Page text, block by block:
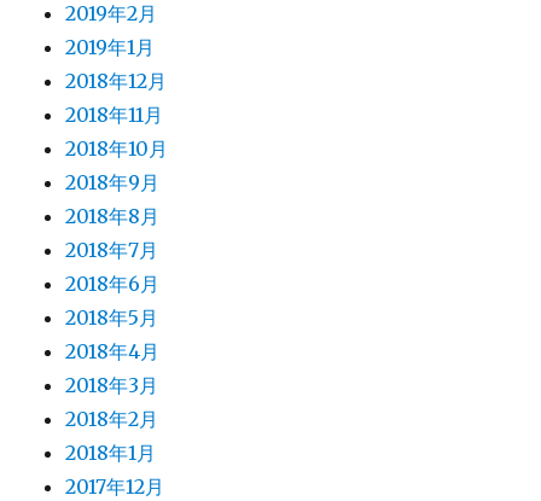
2019年2月
2019年1月
2018年12月
2018年11月
2018年10月
2018年9月
2018年8月
2018年7月
2018年6月
2018年5月
2018年4月
2018年3月
2018年2月
2018年1月
2017年12月